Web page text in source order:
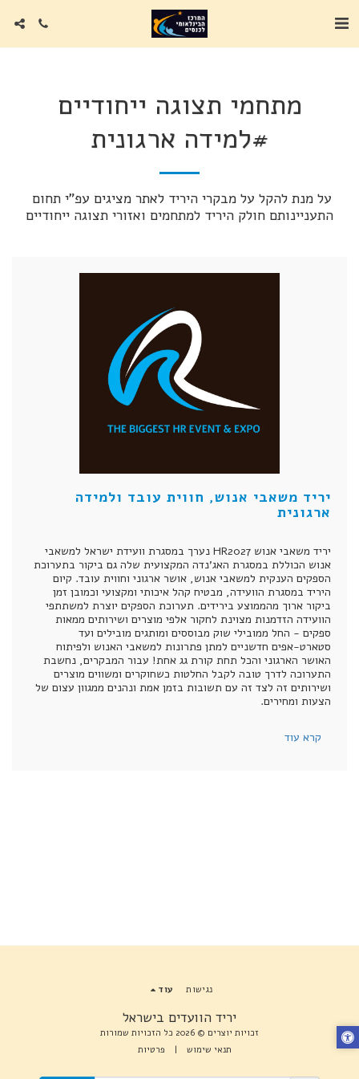
מתחמי תצוגה ייחודיים
#למידה ארגונית
התעניינותם חולק היריד למתחמים ואזורי תצוגה ייחודיים
יריד משאבי אנוש, חווית עובד ולמידה
ארגונית​
יריד משאבי אנוש HR2027 נערך במסגרת וועידת ישראל למשאבי
אנוש הכוללת במסגרת האג'נדה המקצועית שלה גם ביקור בתערוכת
הספקים הענקית למשאבי אנוש, אושר ארגוני וחווית עובד. קיום
היריד במסגרת הוועידה, מבטיח קהל איכותי ומקצועי וכמובן זמן
ביקור ארוך מהממוצע בירידים. תערוכת הספקים יוצרת למשתתפי
הוועידה הזדמנות מצוינת לחקור אלפי מוצרים ושירותים ממאות
ספקים - החל ממובילי שוק מבוססים ומותגים מובילים ועד
סטארט-אפים חדשניים למתן פתרונות למשאבי האנוש ולפיתוח
האושר הארגוני והכל תחת קורת גג אחת! עבור המבקרים, נחשבת
התערוכה לדרך טובה לקבל החלטות כשחוקרים ומשווים מוצרים
ושירותים זה לצד זה עם תשובות בזמן אמת ונהנים ממגוון עצום של
הצעות ומחירים.
קרא עוד
יריד הוועדים בישראל
זכויות יוצרים © 2026 כל הזכויות שמורות
תנאי שימוש | פרטיות
נגישות עוד